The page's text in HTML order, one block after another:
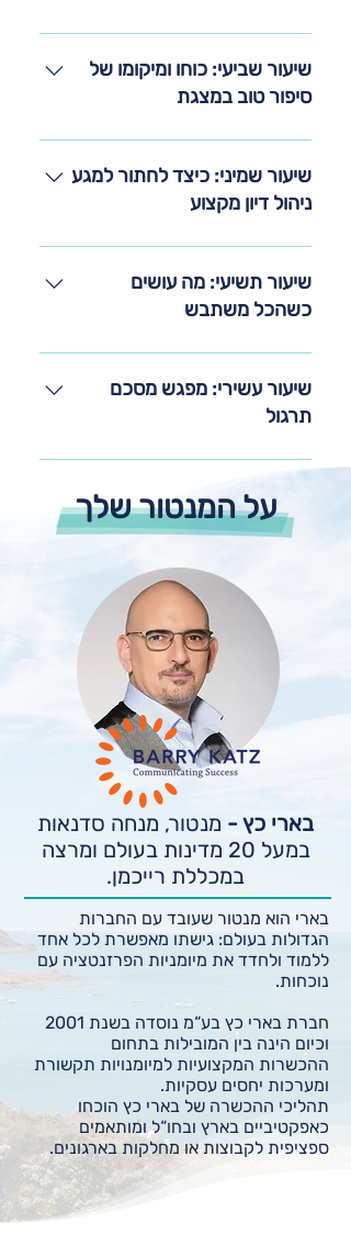
כללים ועקרונות לעיצוב ושימוש מקצועי
בשקפים וסרטונים שימוש נכון בלוח
מחיק ופליפצ'ארט עקרונות חשובים
שיעור שביעי: כוחו ומיקומו של
סיפור טוב במצגת
איך לבחור את הסיפור הנכון? מאיפה
לאסוף סיפורים טובים ומתי לשלב אותם
מה המרכיבים של סיפור טוב ואיך
שיעור שמיני: כיצד לחתור למגע
ניהול דיון מקצוע
כיצד לתכנן ולנהל דיאלוג עם כל קהל
כיצד להתחיל ולהניע דיון, מתי וכיצד
לעצור דיון סוגי שאלות וכיצד לענות
שיעור תשיעי: מה עושים
כשהכל משתבש
איך לעמוד בביטחון מול קהל מקשה או
עוין איך להעביר מסר שאנשים לא
רוצים לשמוע או לא מקבלים איך לנהל
שיעור עשירי: מפגש מסכם
תרגול
כל משתתף יעביר מצגת שתכנן ויקבל
עליה משוב. כולם יתרגלו בזוגות תינתן
הזדמנות לאחדים להציג בפני כולם
כיצד לשמר, להטמיע ולהמשיך את
הלמידה והצמיחה
על המנטור שלך
בארי כץ - מנטור, מנחה סדנאות
במעל 20 מדינות בעולם ומרצה
במכללת רייכמן.
בארי הוא מנטור שעובד עם החברות
הגדולות בעולם: גישתו מאפשרת לכל אחד
ללמוד ולחדד את מיומניות הפרזנטציה עם
נוכחות.
חברת בארי כץ בע“מ נוסדה בשנת 2001
וכיום הינה בין המובילות בתחום
ההכשרות המקצועיות למיומנויות תקשורת
ומערכות יחסים עסקיות.
תהליכי ההכשרה של בארי כץ הוכחו
כאפקטיביים בארץ ובחו“ל ומותאמים
ספציפית לקבוצות או מחלקות בארגונים.